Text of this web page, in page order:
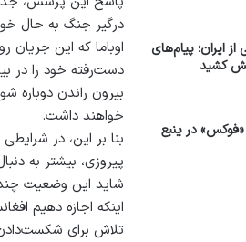
درگیر جنگ به حال
اوباما که این جریان
دست‌رفته خود را در
بیرون راندن دوباره
خواهند داشت.
بنا بر این، در
پیروزی، بیشتر به
شاید این وضعیت
اینکه اجازه دهیم
تلاش برای
ایران؛ پیام‌های
کشید
در ینبع